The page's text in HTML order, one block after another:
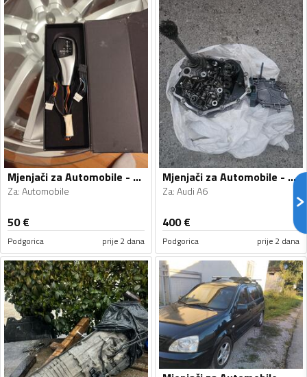
Mjenjači za Automobile - Automobile - Univerzalno
Za:Automobile
50€
Podgorica prije 2 dana
Mjenjači za Automobile - Audi - A6 - 2010
Za:Audi A6
400€
Podgorica prije 2 dana